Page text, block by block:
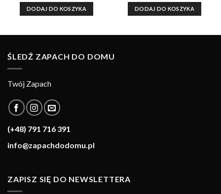
wynosiła:
60,00 zł.
wynosi:
49,90 zł.
DODAJ DO KOSZYKA
wynosiła:
60,00 zł.
wynosi:
49,90 zł.
DODAJ DO KOSZYKA
ŚLEDŹ ZAPACH DO DOMU
Twój Zapach
(+48) 791 716 391
info@zapachdodomu.pl
ZAPISZ SIĘ DO NEWSLETTERA